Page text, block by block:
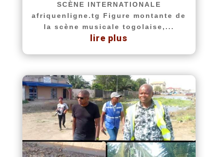
SCÈNE INTERNATIONALE
afriquenligne.tg Figure montante de
la scène musicale togolaise,...
lire plus